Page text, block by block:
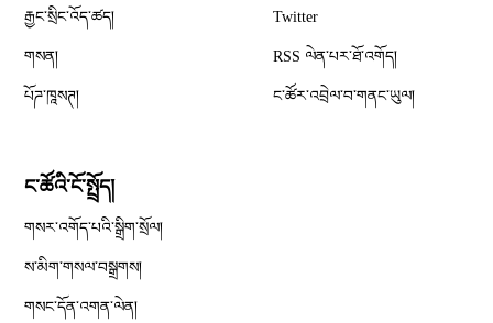
རྒྱང་སྲིང་འོད་ཚད།
གསན།
པོཌ་ཁཱསཊ།
Twitter
RSS ལེན་པར་ཐོ་འགོད།
ང་ཚོར་འབྲེལ་བ་གནང་ཡུལ།
ང་ཚོའི་ངོ་སྤྲོད།
གསར་འགོད་པའི་སྒྲིག་སྲོལ།
ས་མིག་གསལ་བསྒྲགས།
གསང་དོན་འགན་ལེན།